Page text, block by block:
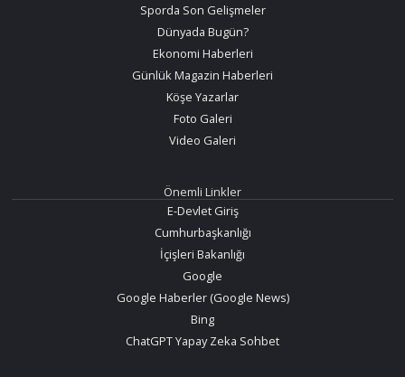
Sporda Son Gelişmeler
Dünyada Bugün?
Ekonomi Haberleri
Günlük Magazin Haberleri
Köşe Yazarlar
Foto Galeri
Video Galeri
Önemli Linkler
E-Devlet Giriş
Cumhurbaşkanlığı
İçişleri Bakanlığı
Google
Google Haberler (Google News)
Bing
ChatGPT Yapay Zeka Sohbet